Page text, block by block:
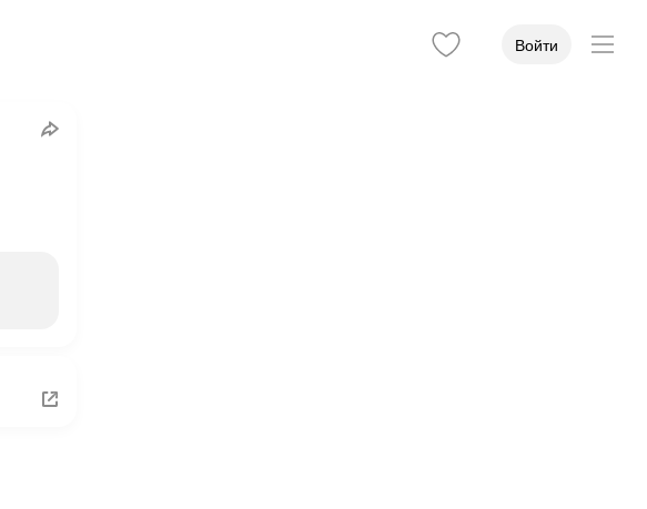
Войти